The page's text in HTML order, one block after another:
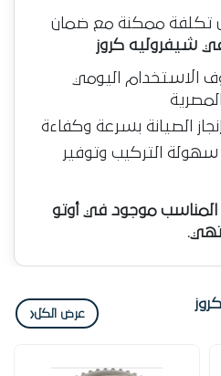
تكلفة ممكنة مع ضمان
شيفروليه كروز
الاستخدام اليومي
الصيانة بسرعة وكفاءة
التركيب وتوفير
المناسب موجود في أوتو
عرض الكل‹